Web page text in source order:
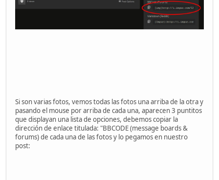
Si son varias fotos, vemos todas las fotos una arriba de la otra y
pasando el mouse por arriba de cada una, aparecen 3 puntitos
que displayan una lista de opciones, debemos copiar la
dirección de enlace titulada: "BBCODE (message boards &
forums) de cada una de las fotos y lo pegamos en nuestro
post: